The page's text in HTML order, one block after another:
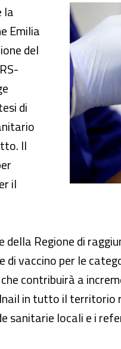
al piano
la
Emilia
del
di
Il
il
della Regione di
vaccino per le
contribuirà a
in tutto il territorio
sanitarie locali e i